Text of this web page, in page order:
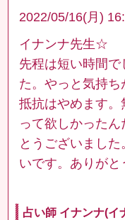
2022/05/16(月)
イナンナ先生☆
先程は短い時間
た。やっと気持
抵抗はやめます
って欲しかった
とうございまし
いです。ありがと
占い師 イナンナ(イ